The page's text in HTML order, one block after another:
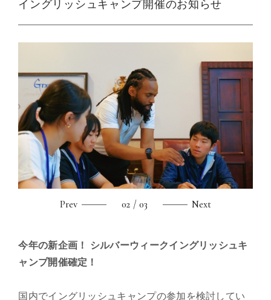
イングリッシュキャンプ開催のお知らせ
Prev / 03 Next
今年の新企画！ シルバーウィークイングリッシュキ
ャンプ開催確定！
国内でイングリッシュキャンプの参加を検討してい